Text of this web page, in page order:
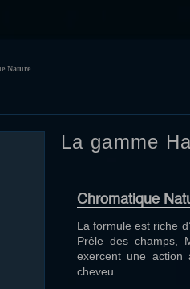
Nature
La gamme
Chromatique
La formule est riche
Prêle des champs,
exercent une action
cheveu.